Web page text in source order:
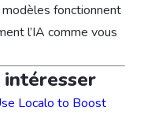
modèles fonctionnent
l’IA comme vous
intéresser
Localo to Boost